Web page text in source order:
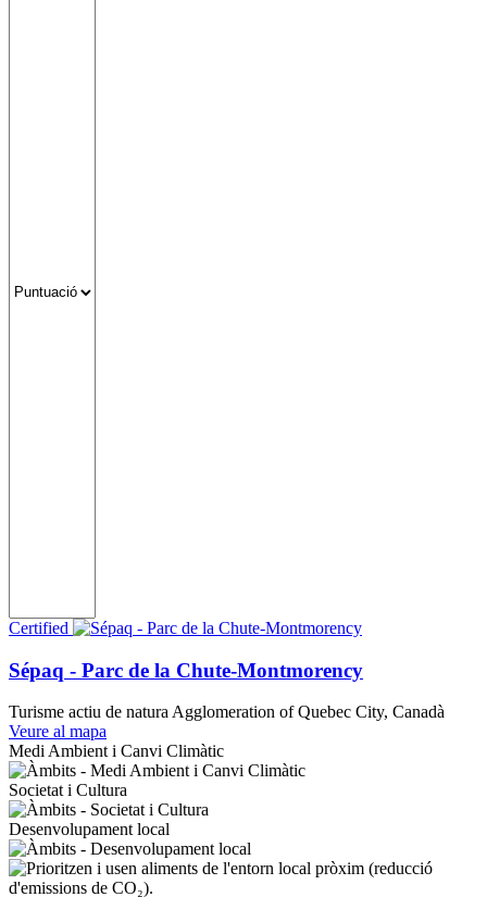
Certified
Sépaq - Parc de la Chute-Montmorency
Turisme actiu de natura Agglomeration of Quebec City, Canadà
Veure al mapa
Medi Ambient i Canvi Climàtic
Societat i Cultura
Desenvolupament local